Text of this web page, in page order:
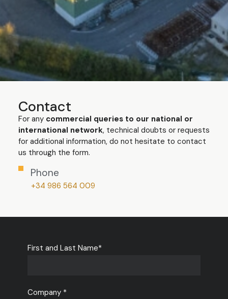
Contact
For any commercial queries to our national or
international network, technical doubts or requests
for additional information, do not hesitate to contact
us through the form.
Phone
+34 986 564 009
First and Last Name*
Company *